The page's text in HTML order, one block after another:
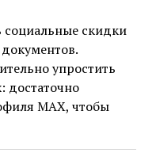
социальные скидки
упростить
достаточно
МАХ, чтобы